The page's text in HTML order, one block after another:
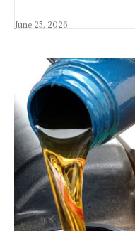
June 25, 2026